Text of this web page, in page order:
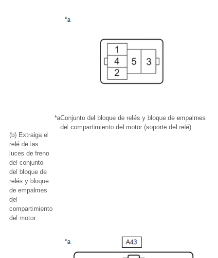
(b) Extraiga el
relé de las
luces de freno
del conjunto
del bloque de
relés y bloque
de empalmes
del
compartimiento
del motor.
*aConjunto del bloque de relés y bloque de empalmes
del compartimiento del motor (soporte del relé)